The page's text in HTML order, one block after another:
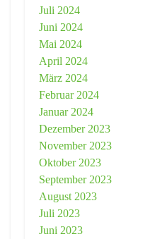
Juli 2024
Juni 2024
Mai 2024
April 2024
März 2024
Februar 2024
Januar 2024
Dezember 2023
November 2023
Oktober 2023
September 2023
August 2023
Juli 2023
Juni 2023